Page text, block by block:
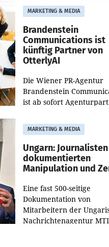
aus, womit sich das
gegenüber Juli 2025
verdoppelte (+102
MARKETING & MEDIA
Brandenstein
Communications ist
künftig Partner von
OtterlyAI
Die Wiener PR-Agentur
Brandenstein
ist ab sofort
Optimierungsplattform
OtterlyAI. Damit baut die
Agentur ihr
MARKETING & MEDIA
Ungarn: Journalisten
dokumentierten
Manipulation und
Eine fast 500-seitige
Dokumentation von
Mitarbeitern der
Nachrichtenagentur